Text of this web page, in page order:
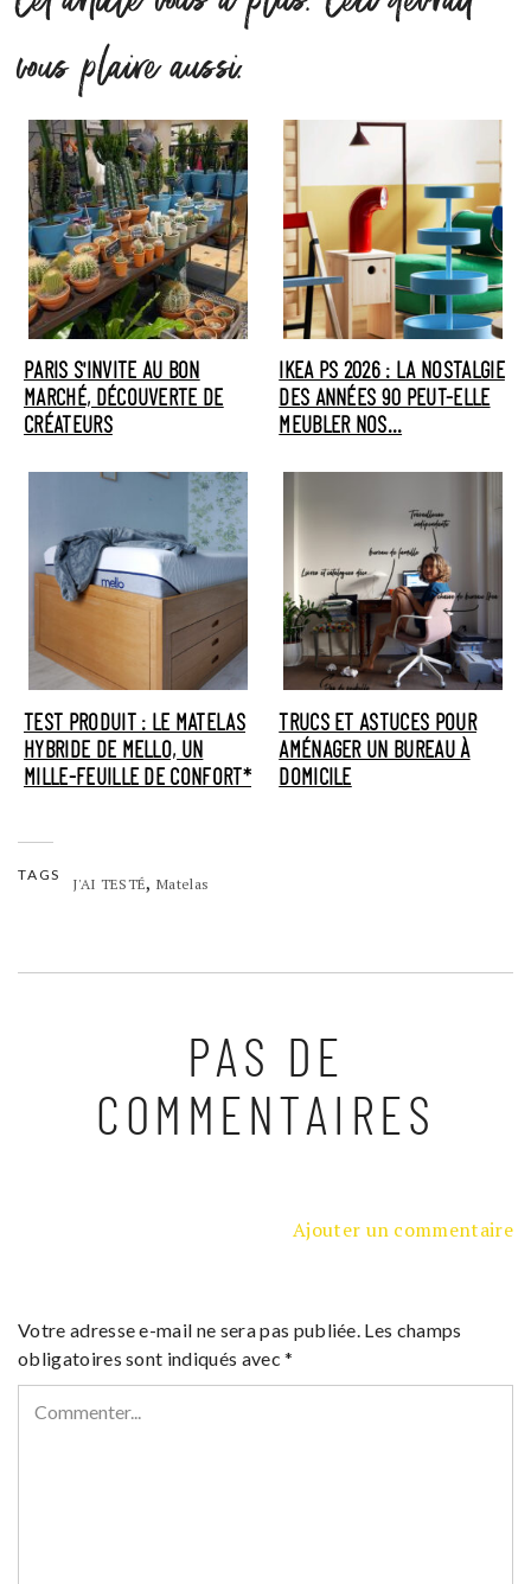
vous plaire aussi.
PARIS S'INVITE AU BON
MARCHÉ, DÉCOUVERTE DE
CRÉATEURS
IKEA PS 2026 : LA NOSTALGIE
DES ANNÉES 90 PEUT-ELLE
MEUBLER NOS…
TEST PRODUIT : LE MATELAS
HYBRIDE DE MELLO, UN
MILLE-FEUILLE DE CONFORT*
TRUCS ET ASTUCES POUR
AMÉNAGER UN BUREAU À
DOMICILE
TAGS
J'AI TESTÉ,Matelas
PAS DE
COMMENTAIRES
Ajouter un commentaire
Votre adresse e-mail ne sera pas publiée. Les champs
obligatoires sont indiqués avec*